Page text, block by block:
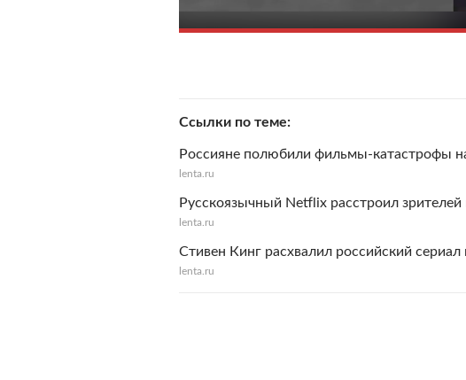
Ссылки по теме
Россияне полюбили фильмы-катастрофы
lenta.ru
Русскоязычный Netflix расстроил
lenta.ru
Стивен Кинг расхвалил российский сериал
lenta.ru